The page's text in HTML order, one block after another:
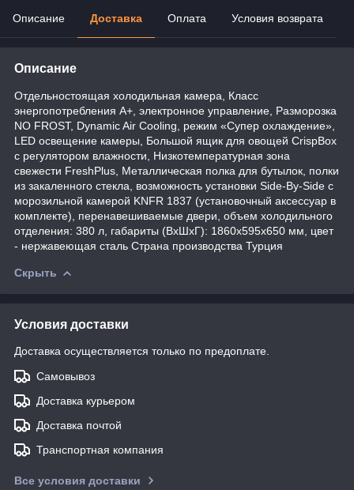
Описание Доставка Оплата Условия возврата
Описание
Отдельностоящая холодильная камера, Класс
энергопотребления А+, электронное управление, Разморозка
NO FROST, Dynamic Air Cooling, режим «Супер охлаждение»,
LED освещение камеры, Большой ящик для овощей CrispBox
с регулятором влажности, Низкотемпературная зона
свежести FreshPlus, Металлическая полка для бутылок, полки
из закаленного стекла, возможность установки Side-By-Side с
морозильной камерой KNFR 1837 (установочный аксессуар в
комплекте), перенавешиваемые двери, объем холодильного
отделения: 380 л, габариты (ВхШхГ): 1860х595х650 мм, цвет
- нержавеющая сталь Страна производства Турция
Скрыть
Условия доставки
Доставка осуществляется только по предоплате.
Самовывоз
Доставка курьером
Доставка почтой
Транспортная компания
Все условия доставки